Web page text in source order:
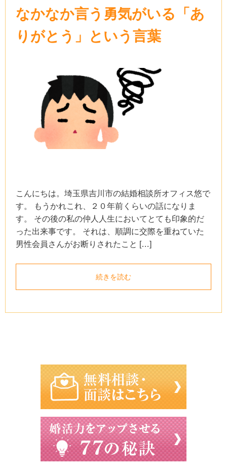
なかなか言う勇気がいる「あ
りがとう」という言葉
こんにちは。埼玉県吉川市の結婚相談所オフィス悠で
す。 もうかれこれ、２０年前くらいの話になりま
す。 その後の私の仲人人生においてとても印象的だ
った出来事です。 それは、順調に交際を重ねていた
男性会員さんがお断りされたこと […]
続きを読む